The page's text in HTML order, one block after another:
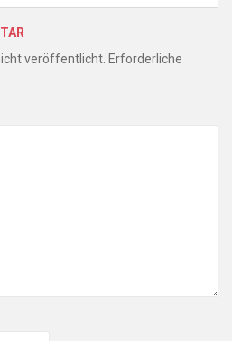
veröffentlicht. Erforderliche